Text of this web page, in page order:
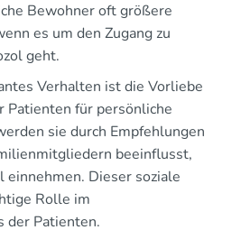
Bewohner oft größere
es um den Zugang zu
geht.
Verhalten ist die Vorliebe
Patienten für persönliche
sie durch Empfehlungen
beeinflusst,
Dieser soziale
Rolle im
der Patienten.